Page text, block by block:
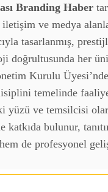
Branding Haber
ve medya
tasarlanmış,
doğrultusunda her
Kurulu
temelinde
yüzü ve temsilcisi
bulunur,
de profesyonel